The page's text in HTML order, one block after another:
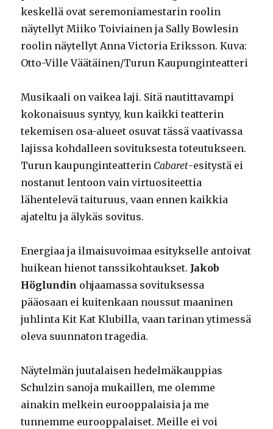
keskellä ovat seremoniamestarin roolin
näytellyt Miiko Toiviainen ja Sally Bowlesin
roolin näytellyt Anna Victoria Eriksson. Kuva:
Otto-Ville Väätäinen/Turun Kaupunginteatteri
Musikaali on vaikea laji. Sitä nautittavampi
kokonaisuus syntyy, kun kaikki teatterin
tekemisen osa-alueet osuvat tässä vaativassa
lajissa kohdalleen sovituksesta toteutukseen.
Turun kaupunginteatterin Cabaret-esitystä ei
nostanut lentoon vain virtuositeettia
lähentelevä taituruus, vaan ennen kaikkia
ajateltu ja älykäs sovitus.
Energiaa ja ilmaisuvoimaa esitykselle antoivat
huikean hienot tanssikohtaukset. Jakob
Höglundin ohjaamassa sovituksessa
pääosaan ei kuitenkaan noussut maaninen
juhlinta Kit Kat Klubilla, vaan tarinan ytimessä
oleva suunnaton tragedia.
Näytelmän juutalaisen hedelmäkauppias
Schulzin sanoja mukaillen, me olemme
ainakin melkein eurooppalaisia ja me
tunnemme eurooppalaiset. Meille ei voi